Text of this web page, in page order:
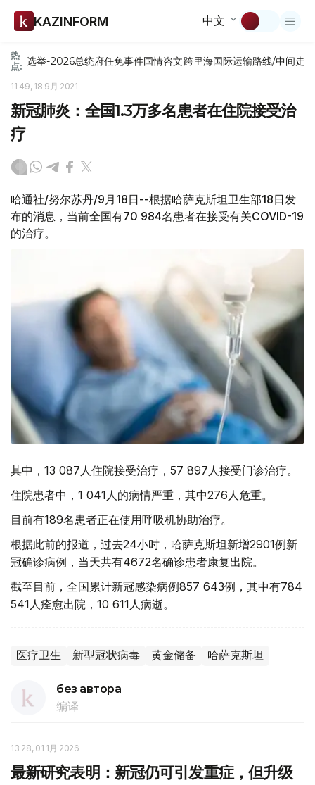
KAZINFORM 中文
热
点: 选举-2026总统府任免事件国情咨文跨里海国际运输路线/中间走廊
11:49, 18 9月 2021
新冠肺炎：全国1.3万多名患者在住院接受治
疗
哈通社/努尔苏丹/9月18日--根据哈萨克斯坦卫生部18日发
布的消息，当前全国有70 984名患者在接受有关COVID-19
的治疗。
其中，13 087人住院接受治疗，57 897人接受门诊治疗。
住院患者中，1 041人的病情严重，其中276人危重。
目前有189名患者正在使用呼吸机协助治疗。
根据此前的报道，过去24小时，哈萨克斯坦新增2901例新
冠确诊病例，当天共有4672名确诊患者康复出院。
截至目前，全国累计新冠感染病例857 643例，其中有784
541人痊愈出院，10 611人病逝。
医疗卫生 新型冠状病毒 黄金储备 哈萨克斯坦
без автора
编译
13:28, 01 1月 2026
最新研究表明：新冠仍可引发重症，但升级